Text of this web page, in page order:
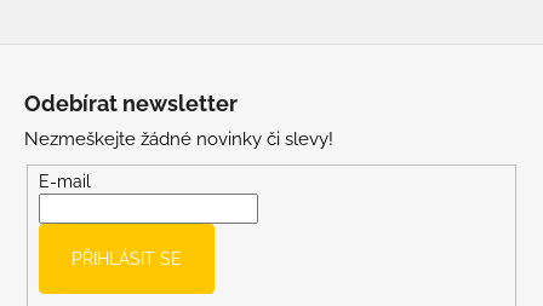
Odebírat newsletter
Nezmeškejte žádné novinky či slevy!
E-mail
PŘIHLÁSIT SE